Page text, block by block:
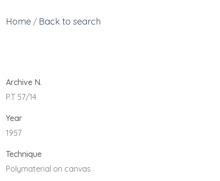
Home / Back to search
Archive N.
P.T 57/14
Year
1957
Technique
Polymaterial on canvas